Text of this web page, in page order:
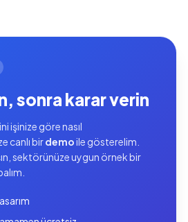
sonra karar verin
işinize göre nasıl
canlı birdemoile gösterelim.
sektörünüze uygun örnek bir